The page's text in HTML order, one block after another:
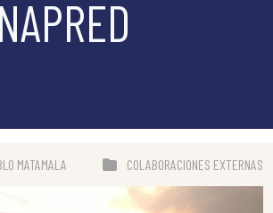
MATAMALA COLABORACIONES EXTERNAS